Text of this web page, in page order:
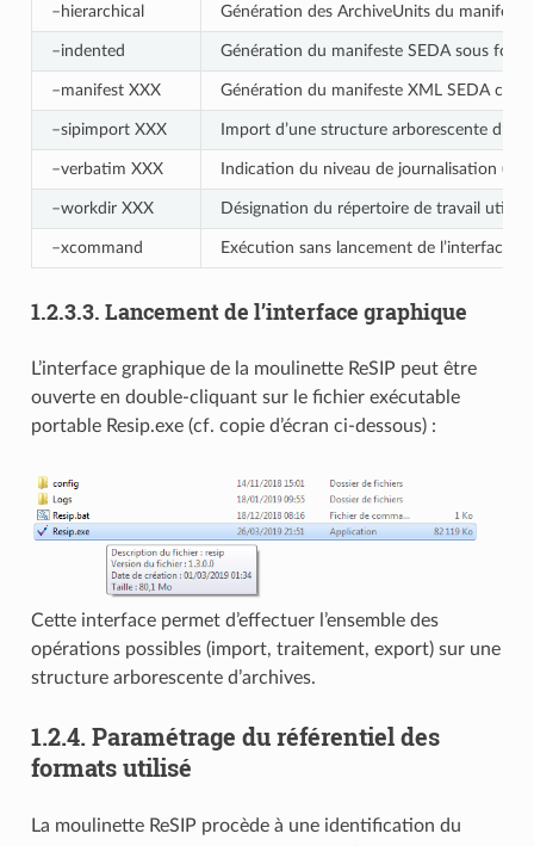
–hierarchical Génération des ArchiveUnits du
–indented Génération du manifeste SEDA sous
–manifest XXX Génération du manifeste XML SEDA
–sipimport XXX Import d’une structure arborescente
–verbatim XXX Indication du niveau de journalisation
–workdir XXX Désignation du répertoire de travail utilisé
–xcommand Exécution sans lancement de l’interface
1.2.3.3. Lancement de l’interface graphique
L’interface graphique de la moulinette ReSIP peut être
ouverte en double-cliquant sur le fichier exécutable
portable Resip.exe (cf. copie d’écran ci-dessous) :
Cette interface permet d’effectuer l’ensemble des
opérations possibles (import, traitement, export) sur une
structure arborescente d’archives.
1.2.4. Paramétrage du référentiel des
formats utilisé
La moulinette ReSIP procède à une identification du